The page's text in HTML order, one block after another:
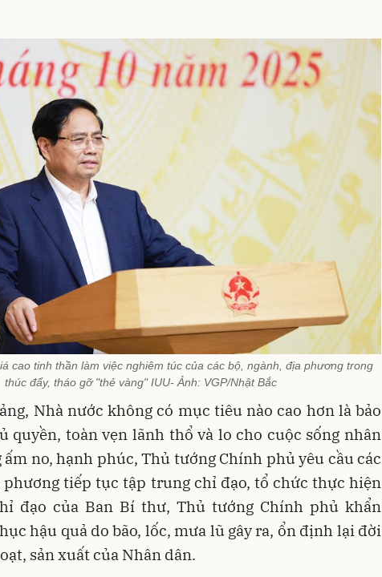
cao tinh thần làm việc nghiêm túc của các bộ, ngành, địa phương trong
thúc đẩy, tháo gỡ "thẻ vàng" IUU- Ảnh: VGP/Nhật Bắc
Nhà nước không có mục tiêu nào cao hơn là bảo
quyền, toàn vẹn lãnh thổ và lo cho cuộc sống nhân
ấm no, hạnh phúc, Thủ tướng Chính phủ yêu cầu các
phương tiếp tục tập trung chỉ đạo, tổ chức thực hiện
đạo của Ban Bí thư, Thủ tướng Chính phủ khẩn
hậu quả do bão, lốc, mưa lũ gây ra, ổn định lại đời
sản xuất của Nhân dân.